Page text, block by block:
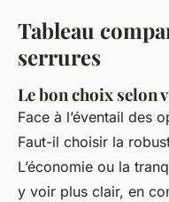
Tableau
serrures
Le bon choix selon
Face à l’éventail des
Faut-il choisir la
L’économie ou la
y voir plus clair, en